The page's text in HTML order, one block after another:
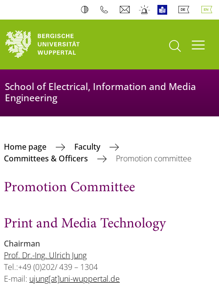
open search
School of Electrical, Information and Media
Engineering
Home page
Faculty
Committees & Officers
Promotion committee
Promotion Committee
Print and Media Technology
Chairman
Prof. Dr.-Ing. Ulrich Jung
Tel.:+49 (0)202/ 439 – 1304
E-mail: ujung[at]uni-wuppertal.de